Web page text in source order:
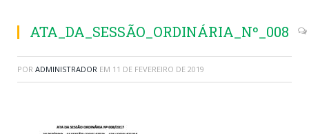
ATA_DA_SESSÃO_ORDINÁRIA_Nº_008
POR ADMINISTRADOR EM 11 DE FEVEREIRO DE 2019